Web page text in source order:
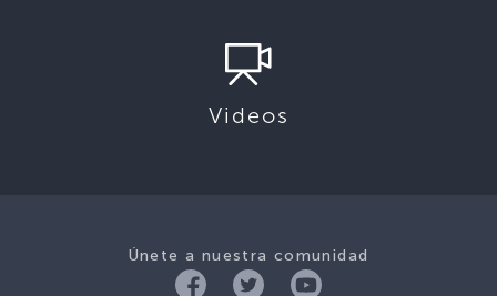
Videos
Únete a nuestra comunidad